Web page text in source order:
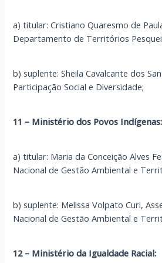
a) titular: Cristiano Quaresmo de
Departamento de Territórios
b) suplente: Sheila Cavalcante dos
Participação Social e Diversidade;
11 – Ministério dos Povos Indígenas:
a) titular: Maria da Conceição Alves
Nacional de Gestão Ambiental e
b) suplente: Melissa Volpato Curi,
Nacional de Gestão Ambiental e
12 – Ministério da Igualdade Racial: